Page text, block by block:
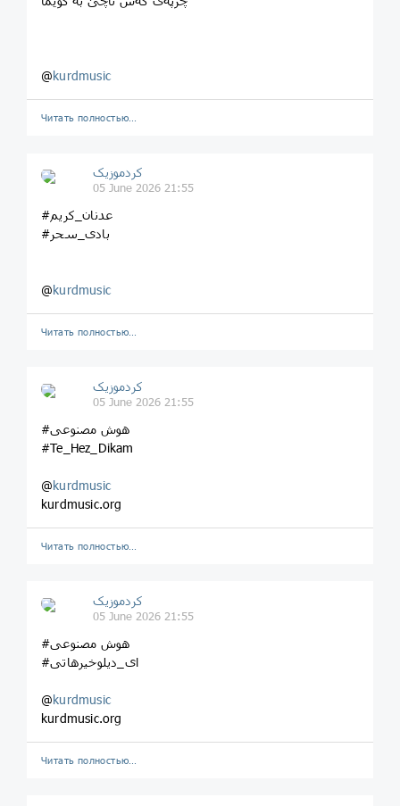
@kurdmusic
Читать полностью…
کردموزیک
05 June 2026 21:55
#عدنان_کریم
#بادی_سحر
@kurdmusic
Читать полностью…
کردموزیک
05 June 2026 21:55
#هوش مصنوعی
#Te_Hez_Dikam
@kurdmusic
kurdmusic.org
Читать полностью…
کردموزیک
05 June 2026 21:55
#هوش مصنوعی
#ای_دیلوخیرهاتی
@kurdmusic
kurdmusic.org
Читать полностью…